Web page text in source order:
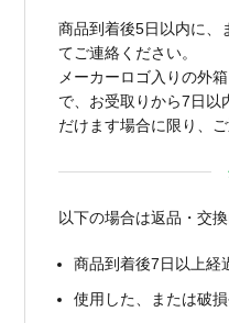
商品到着後5日以内に、
てご連絡ください。
メーカーロゴ入りの外
で、お受取りから7日以
だけます場合に限り、ご
以下の場合は返品・交
商品到着後7日以上経
使用した、または破